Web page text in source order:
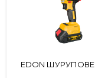
EDON